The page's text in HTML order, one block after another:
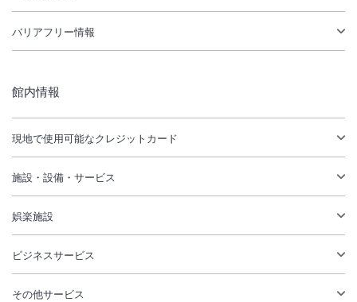
バリアフリー情報
館内情報
現地で使用可能なクレジットカード
施設・設備・サービス
娯楽施設
ビジネスサービス
その他サービス